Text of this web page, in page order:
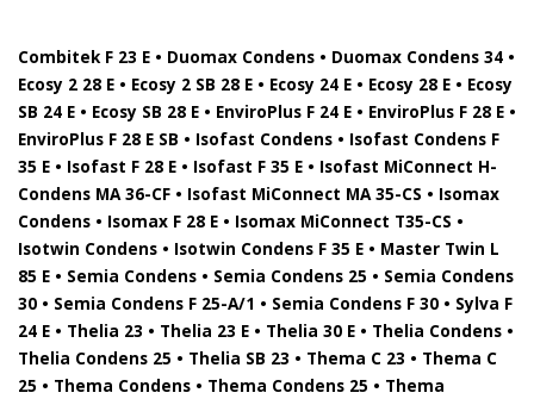
Combitek F 23 E • Duomax Condens • Duomax Condens 34 •
Ecosy 2 28 E • Ecosy 2 SB 28 E • Ecosy 24 E • Ecosy 28 E • Ecosy
SB 24 E • Ecosy SB 28 E • EnviroPlus F 24 E • EnviroPlus F 28 E •
EnviroPlus F 28 E SB • Isofast Condens • Isofast Condens F
35 E • Isofast F 28 E • Isofast F 35 E • Isofast MiConnect H-
Condens MA 36-CF • Isofast MiConnect MA 35-CS • Isomax
Condens • Isomax F 28 E • Isomax MiConnect T35-CS •
Isotwin Condens • Isotwin Condens F 35 E • Master Twin L
85 E • Semia Condens • Semia Condens 25 • Semia Condens
30 • Semia Condens F 25-A/1 • Semia Condens F 30 • Sylva F
24 E • Thelia 23 • Thelia 23 E • Thelia 30 E • Thelia Condens •
Thelia Condens 25 • Thelia SB 23 • Thema C 23 • Thema C
25 • Thema Condens • Thema Condens 25 • Thema